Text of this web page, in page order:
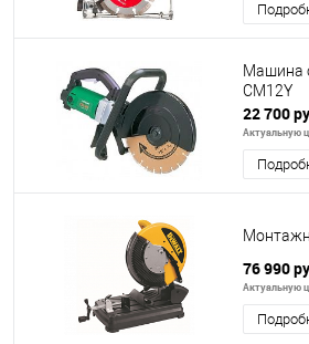
Машина
CM12Y
22 700
Актуальную
76 990
Актуальную